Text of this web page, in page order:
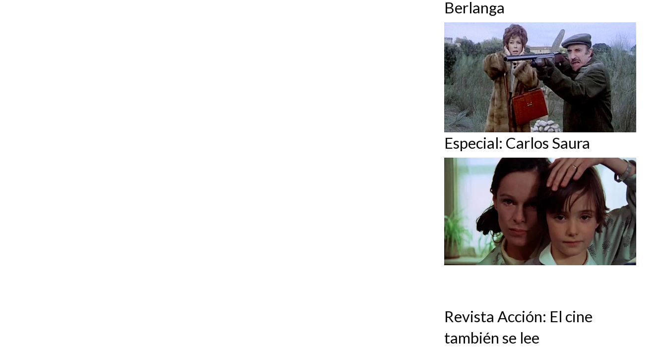
Berlanga
Especial: Carlos Saura
Revista Acción: El cine
también se lee